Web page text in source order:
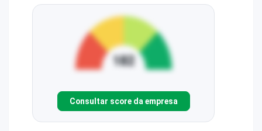
Consultar score da empresa